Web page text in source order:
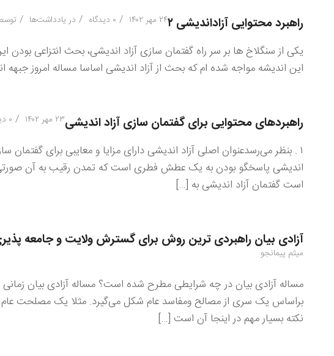
راهبرد محتوایی آزاداندیشی ۲ ۲۴ مهر ۱۴۰۲ / ۰ دیدگاه / در یادداشت‌ها /
یکی از سنگلاخ ها بر سر راه گفتمان سازی آزاد اندیشی، بحث انتزاعی
این اندیشه مواجه شده ام که بحث از آزاد اندیشی اساسا مساله امروز
راهبردهای محتوایی برای گفتمان سازی آزاد اندیشی۲۳ مهر ۱۴۰۲ / ۰ دیدگاه
۱ . بنظر می‌رسدعنوان اصلی آزاد اندیشی دارای مزایا و معایبی برای
اندیشی پاسخگو بودن به یک عطش فطری است که تمدن رقیب به آن صورتی
است گفتمان آزاد اندیشی به […]
آزادی بیان راهبردی ترین روش برای گسترش ولایت و جامعه
میثم پیمانجو
مساله آزادی بیان در چه شرایطی مطرح شده است؟ مساله آزادی بیان
براساس یک سری از مصالح ومفاسد عام شکل می‌گیرد. مثلا یک مصلحت عام
نکته بسیار مهم در اینجا آن است […]